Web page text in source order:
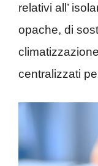
relativi all’
opache, di
centralizzati